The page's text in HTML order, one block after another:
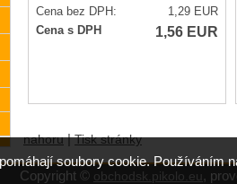
Cena bez DPH: 1,29 EUR
Cena s DPH
1,56 EUR
nahoru|Tisk stránky
Copyright © obchodsk.pikolo.eu ,
soubory cookie.